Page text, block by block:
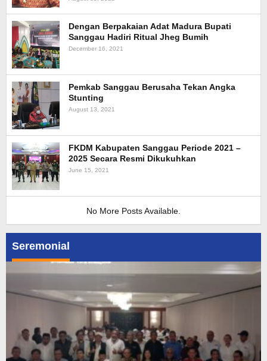
Seremonial
Dengan Berpakaian Adat Madura Bupati
Sanggau Hadiri Ritual Jheg Bumih
December 16, 2021
Pemkab Sanggau Berusaha Tekan Angka
Stunting
August 13, 2021
FKDM Kabupaten Sanggau Periode 2021 –
2025 Secara Resmi Dikukuhkan
June 15, 2021
No More Posts Available.